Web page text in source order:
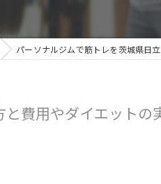
パーソナルジムで筋トレを茨城県日
費用やダイエットの